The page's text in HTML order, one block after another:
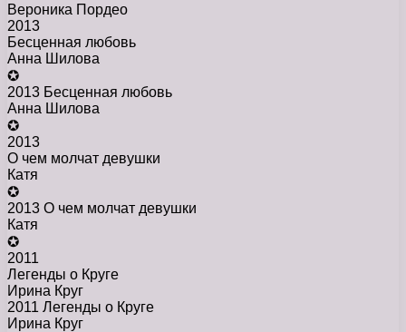
Вероника Пордео
2013
Бесценная любовь
Анна Шилова
✪
2013 Бесценная любовь
Анна Шилова
✪
2013
О чем молчат девушки
Катя
✪
2013 О чем молчат девушки
Катя
✪
2011
Легенды о Круге
Ирина Круг
2011 Легенды о Круге
Ирина Круг